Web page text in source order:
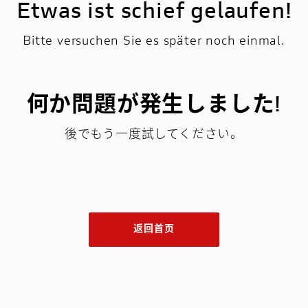
Etwas ist schief gelaufen!
Bitte versuchen Sie es später noch einmal.
何か問題が発生しました!
後でもう一度試してください。
返回首页